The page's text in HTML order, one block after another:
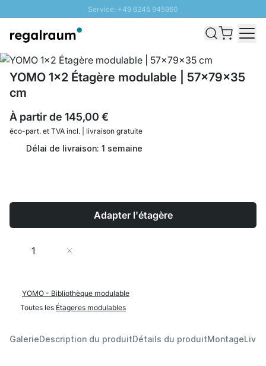
Service: +49 6245 945960
Livraison rapide - Livraison gratuite dès 100€
PROMO SOLEIL: Jusqu'à 20% de remise
YOMO 1x2 Étagère modulable | 57x79x35
cm
À partir de 145,00 €
éco-part. et TVA incl. | livraison gratuite
Délai de livraison: 1 semaine
Adapter l'étagère
Quantité
YOMO - Bibliothèque modulable
Toutes les Étageres modulables
GalerieDescription du produitDétails du produitMontage